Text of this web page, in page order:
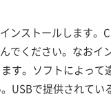
ンストールします。
でください。なおイ
す。ソフトによって
USBで提供されてい